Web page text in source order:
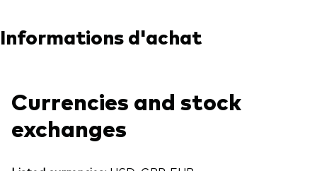
Informations d'achat
Currencies and stock
exchanges